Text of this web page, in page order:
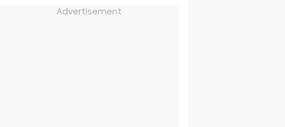
Advertisement